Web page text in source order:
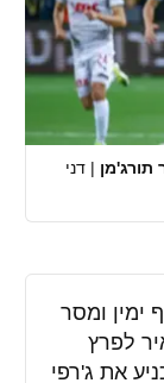
| דני
ימין ומסר
לפרץ
את ג'רפי